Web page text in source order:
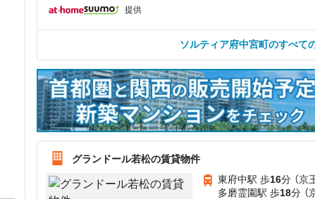
提供
ソルティア府中宮町のすべて
グランドール若松の賃貸物件
東府中駅 歩16分 （京
多磨霊園駅 歩18分 （